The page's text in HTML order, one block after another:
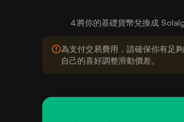
4.將你的基礎貨幣兌換成
為支付交易費用，請確保你有足
自己的喜好調整滑動價差。